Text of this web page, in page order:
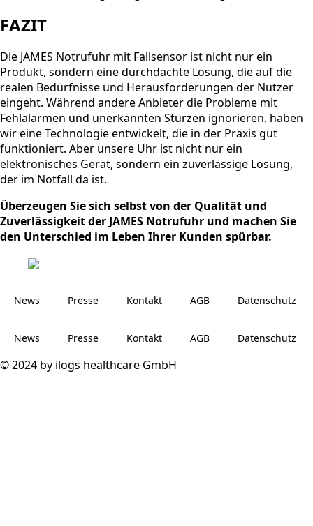
FAZIT
Die JAMES Notrufuhr mit Fallsensor ist nicht nur ein
Produkt, sondern eine durchdachte Lösung, die auf die
realen Bedürfnisse und Herausforderungen der Nutzer
eingeht. Während andere Anbieter die Probleme mit
Fehlalarmen und unerkannten Stürzen ignorieren, haben
wir eine Technologie entwickelt, die in der Praxis gut
funktioniert. Aber unsere Uhr ist nicht nur ein
elektronisches Gerät, sondern ein zuverlässige Lösung,
der im Notfall da ist.
Überzeugen Sie sich selbst von der Qualität und
Zuverlässigkeit der JAMES Notrufuhr und machen Sie
den Unterschied im Leben Ihrer Kunden spürbar.
News Presse Kontakt AGB Datenschutz
News Presse Kontakt AGB Datenschutz
© 2024 by ilogs healthcare GmbH